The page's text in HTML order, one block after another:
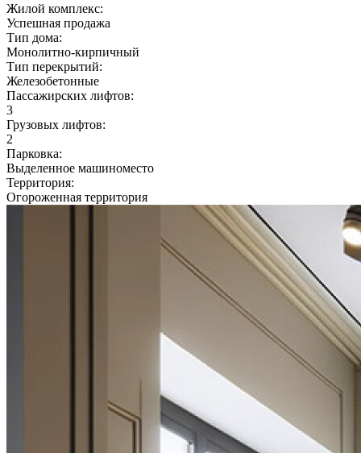
Жилой комплекс:
Успешная продажа
Тип дома:
Монолитно-кирпичный
Тип перекрытий:
Железобетонные
Пассажирских лифтов:
3
Грузовых лифтов:
2
Парковка:
Выделенное машиноместо
Территория:
Огороженная территория